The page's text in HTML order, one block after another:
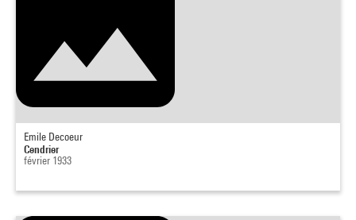
Emile Decoeur
Cendrier
février 1933